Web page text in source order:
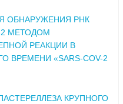
ОБНАРУЖЕНИЯ РНК
2 МЕТОДОМ
РЕАКЦИИ В
ВРЕМЕНИ «SARS-COV-2
КРУПНОГО